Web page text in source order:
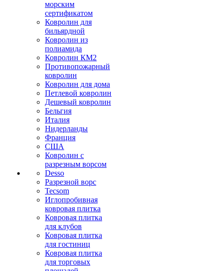
морским
сертификатом
Ковролин для
бильярдной
Ковролин из
полиамида
Ковролин КМ2
Противопожарный
ковролин
Ковролин для дома
Петлевой ковролин
Дешевый ковролин
Бельгия
Италия
Нидерланды
Франция
США
Ковролин с
разрезным ворсом
Desso
Разрезной ворс
Tecsom
Иглопробивная
ковровая плитка
Ковровая плитка
для клубов
Ковровая плитка
для гостиниц
Ковровая плитка
для торговых